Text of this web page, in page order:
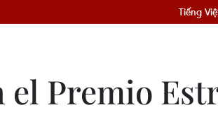
Tiếng
Premio